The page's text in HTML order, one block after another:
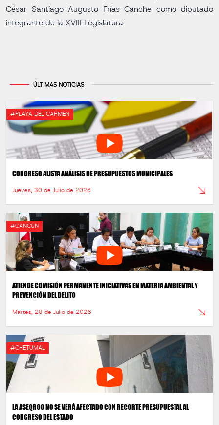
César Santiago Augusto Frías Canche como diputado
integrante de la XVIII Legislatura.
ÚLTIMAS NOTICIAS
#PLAYA DEL CARMEN
CONGRESO ALISTA ANÁLISIS DE PRESUPUESTOS MUNICIPALES
Jueves, 30 de Julio de 2026
#CANCÚN
ATIENDE COMISIÓN PERMANENTE INICIATIVAS EN MATERIA AMBIENTAL Y
PREVENCIÓN DEL DELITO
Martes, 28 de Julio de 2026
#CHETUMAL
LA ASEQROO NO SE VERÁ AFECTADO CON RECORTE PRESUPUESTAL AL
CONGRESO DEL ESTADO